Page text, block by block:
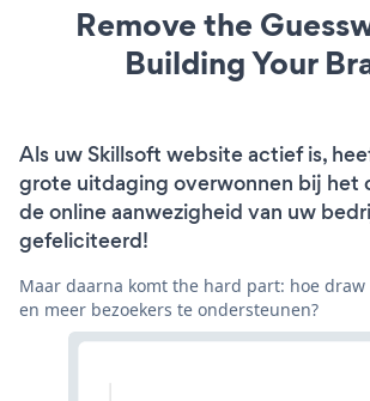
Remove the
Building Your
Als uw Skillsoft website actief is,
grote uitdaging overwonnen bij het
de online aanwezigheid van uw
gefeliciteerd!
Maar daarna komt the hard part: hoe
en meer bezoekers te ondersteunen?